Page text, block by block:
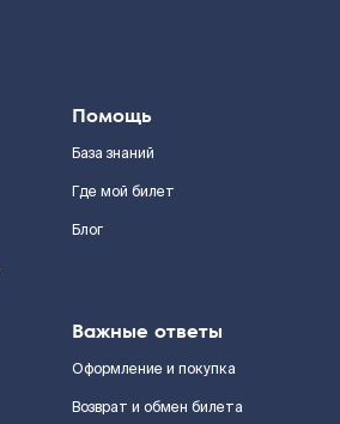
Помощь
База знаний
Где мой билет
Блог
Важные ответы
Оформление и покупка
Возврат и обмен билета